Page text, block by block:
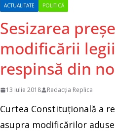
ACTUALITATE POLITICĂ
Sesizarea
modificării
respinsă din
13 iulie 2018 Redacția Replica
Curtea Constituţională a
asupra modificărilor